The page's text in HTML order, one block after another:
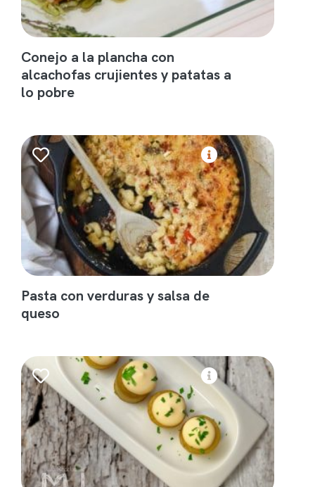
Conejo a la plancha con
alcachofas crujientes y patatas a
lo pobre
Pasta con verduras y salsa de
queso